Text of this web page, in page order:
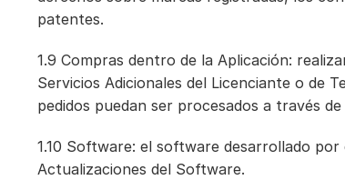
patentes.
1.9 Compras dentro de la Aplicación:
Servicios Adicionales del Licenciante o de
pedidos puedan ser procesados a través de
1.10 Software: el software desarrollado
Actualizaciones del Software.